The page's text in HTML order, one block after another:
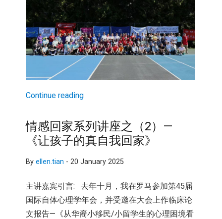
Continue reading
情感回家系列讲座之（2）—
《让孩子的真自我回家》
By ellen.tian - 20 January 2025
主讲嘉宾引言: 去年十月，我在罗马参加第45届
国际自体心理学年会，并受邀在大会上作临床论
文报告—《从华裔小移民/小留学生的心理困境看